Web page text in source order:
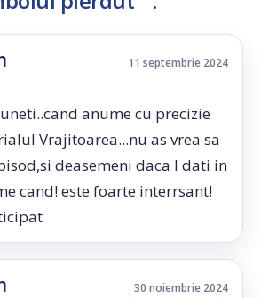
11 septembrie 2024
anume cu precizie
Vrajitoarea...nu as vrea sa
deasemeni daca l dati in
cand! este foarte interrsant!
30 noiembrie 2024